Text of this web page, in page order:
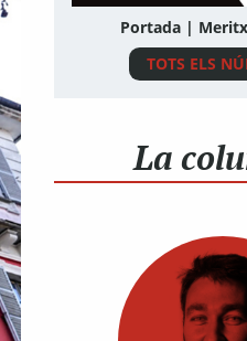
Portada |
TOTS ELS
La